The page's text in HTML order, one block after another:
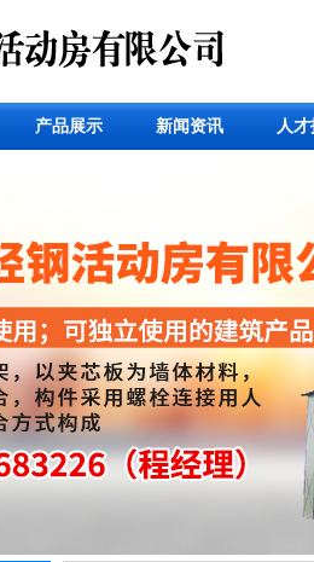
产品展示 新闻资讯 人